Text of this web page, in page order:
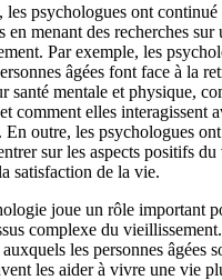
les psychologues ont
en menant des recherches sur
Par exemple, les
âgées font face à la
santé mentale et physique,
comment elles interagissent
outre, les psychologues
sur les aspects positifs
satisfaction de la vie.
joue un rôle important
complexe du
les personnes âgées
les aider à vivre une vie